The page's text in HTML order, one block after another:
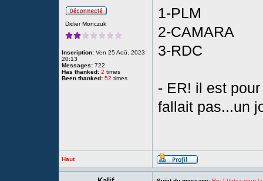
Didier Monczuk
Inscription: Ven 25 Aoû, 2023
20:13
Messages: 722
Has thanked: 2 times
Been thanked: 52 times
1-PLM
2-CAMARA
3-RDC
- ER! il est
fallait pas...un
Haut